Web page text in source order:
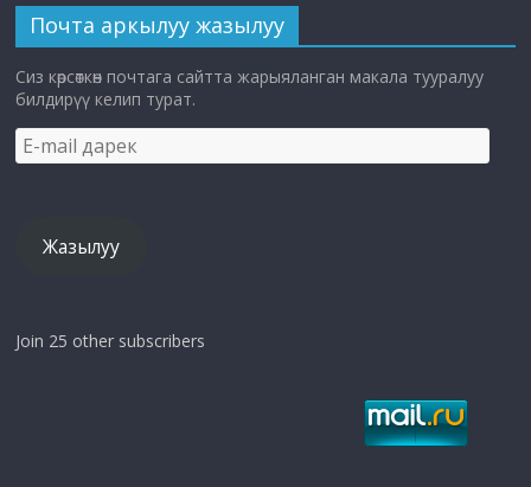
Почта аркылуу жазылуу
Сиз көрсөткөн почтага сайтта жарыяланган макала тууралуу
билдирүү келип турат.
E-
mail
Жазылуу
Join 25 other subscribers